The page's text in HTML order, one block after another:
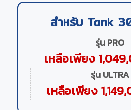
สำหรับ Tank
รุ่น PRO
เหลือเพียง
รุ่น ULTRA
เหลือเพียง